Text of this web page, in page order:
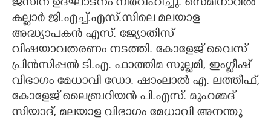
ജസീന ഉദ്ഘാടനം നിർവഹിച്ചു. സെമിനാറിൽ
കല്ലാർ ജി.എച്ച്.എസ്.സിലെ മലയാള
അദ്ധ്യാപകൻ എസ്. ജ്യോതിസ്
വിഷയാവതരണം നടത്തി. കോളേജ് വൈസ്
പ്രിൻസിപ്പൽ ടി.എ. ഫാത്തിമ സുല്ലമി, ഇംഗ്ലീഷ്
വിഭാഗം മേധാവി ഡോ. ഷാംലാൽ എ. ലത്തീഫ്,
കോളേജ് ലൈബ്രറിയൻ പി.എസ്. മുഹമ്മദ്
സിയാദ്, മലയാള വിഭാഗം മേധാവി അനന്തു